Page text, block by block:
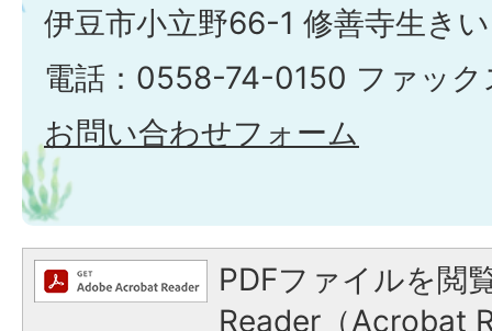
伊豆市小立野66-1 修善寺生き
電話：0558-74-0150 ファッ
お問い合わせフォーム
PDFファイルを閲
Reader（Acrobat